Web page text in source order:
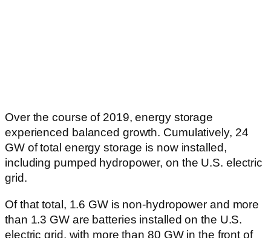
Over the course of 2019, energy storage
experienced balanced growth. Cumulatively, 24
GW of total energy storage is now installed,
including pumped hydropower, on the U.S. electric
grid.
Of that total, 1.6 GW is non-hydropower and more
than 1.3 GW are batteries installed on the U.S.
electric grid, with more than 80 GW in the front of